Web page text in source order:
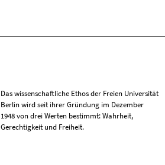
Das wissenschaftliche Ethos der Freien Universität
Berlin wird seit ihrer Gründung im Dezember
1948 von drei Werten bestimmt: Wahrheit,
Gerechtigkeit und Freiheit.